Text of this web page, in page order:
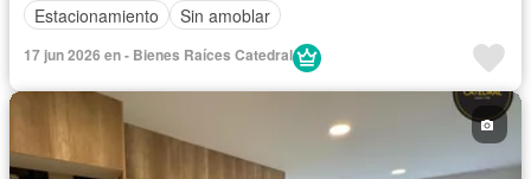
Estacionamiento
Sin amoblar
17 jun 2026 en - Bienes Raíces Catedral